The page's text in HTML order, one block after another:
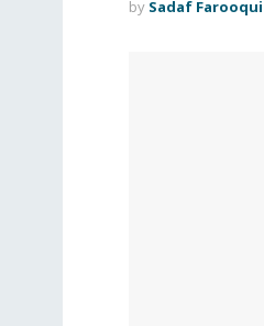
by Sadaf Farooqui